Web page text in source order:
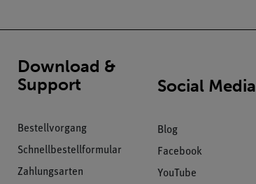
Download &
Support
Bestellvorgang
Schnellbestellformular
Zahlungsarten
Social Media
Blog
Facebook
YouTube